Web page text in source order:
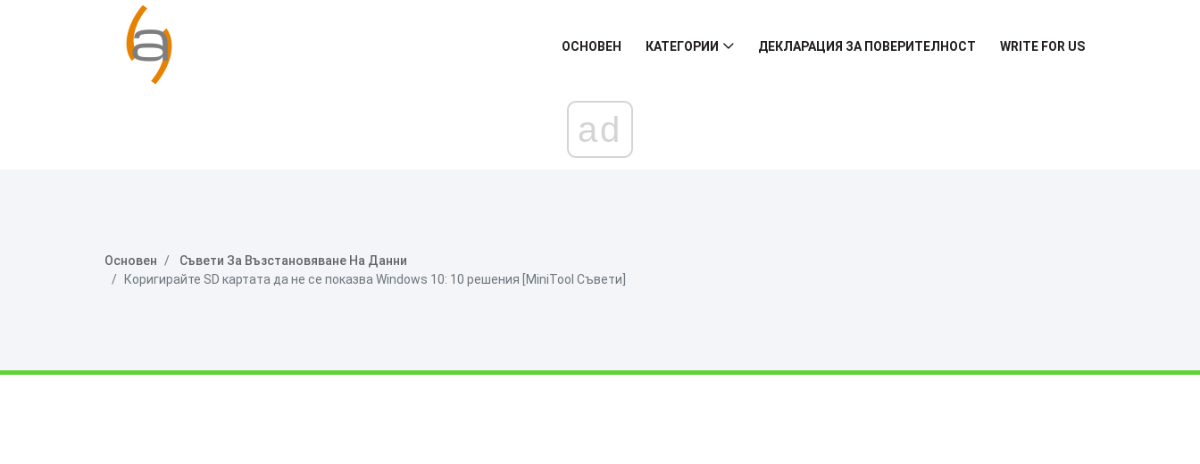
ОСНОВЕН КАТЕГОРИИ ДЕКЛАРАЦИЯ ЗА ПОВЕРИТЕЛНОСТ WRITE FOR US
ad
Основен
Съвети За Възстановяване На Данни
Коригирайте SD картата да не се показва Windows 10: 10 решения [MiniTool Съвети]